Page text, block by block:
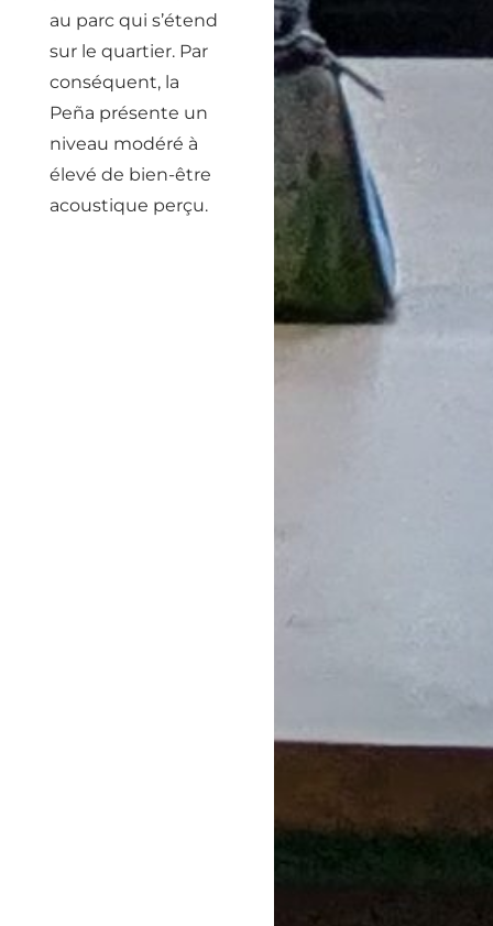
au parc qui s’étend
sur le quartier. Par
conséquent, la
Peña présente un
niveau modéré à
élevé de bien-être
acoustique perçu.